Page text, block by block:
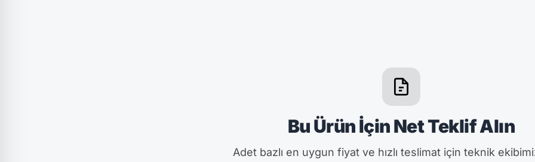
Bu Ürün İçin Net Teklif Alın
Adet bazlı en uygun fiyat ve hızlı teslimat için teknik